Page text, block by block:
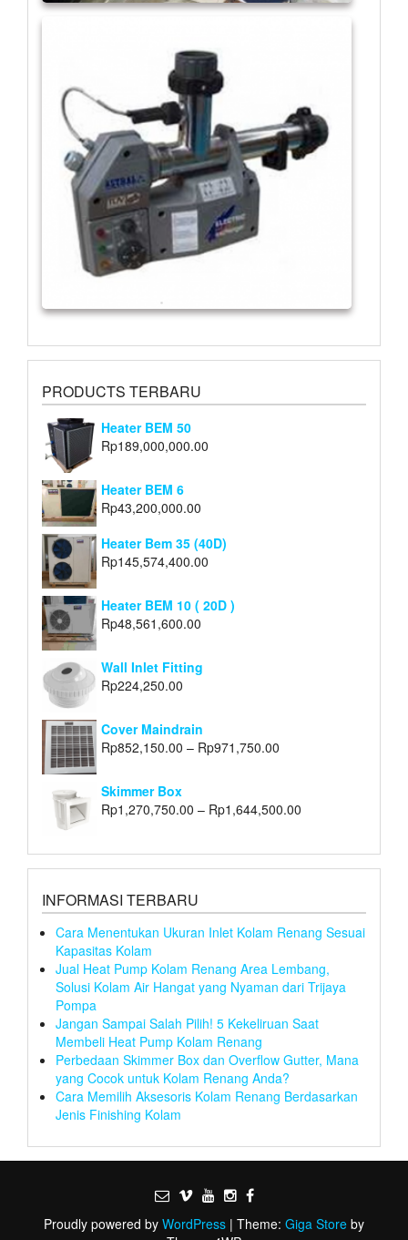
PRODUCTS TERBARU
Heater BEM 50
Rp189,000,000.00
Heater BEM 6
Rp43,200,000.00
Heater Bem 35 (40D)
Rp145,574,400.00
Heater BEM 10 ( 20D )
Rp48,561,600.00
Wall Inlet Fitting
Rp224,250.00
Cover Maindrain
Rp852,150.00 – Rp971,750.00
Skimmer Box
Rp1,270,750.00 – Rp1,644,500.00
INFORMASI TERBARU
Cara Menentukan Ukuran Inlet Kolam Renang Sesuai
Kapasitas Kolam
Jual Heat Pump Kolam Renang Area Lembang,
Solusi Kolam Air Hangat yang Nyaman dari Trijaya
Pompa
Jangan Sampai Salah Pilih! 5 Kekeliruan Saat
Membeli Heat Pump Kolam Renang
Perbedaan Skimmer Box dan Overflow Gutter, Mana
yang Cocok untuk Kolam Renang Anda?
Cara Memilih Aksesoris Kolam Renang Berdasarkan
Jenis Finishing Kolam
Proudly powered by WordPress | Theme: Giga Store by